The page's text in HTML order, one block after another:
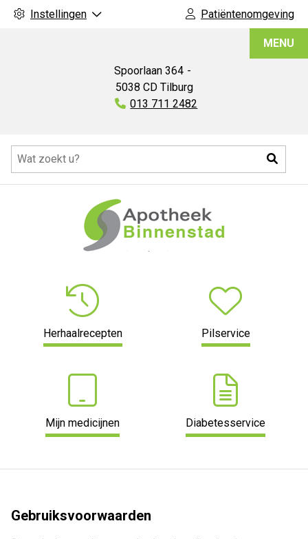
Instellingen Patiëntenomgeving
Spoorlaan 364
5038 CD Tilburg
Tel:
013 711 2482
MENU
Herhaalrecepten Pilservice
Mijn medicijnen Diabetesservice
Gebruiksvoorwaarden